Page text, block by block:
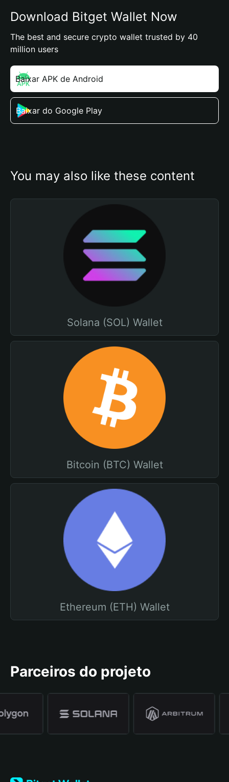
Download Bitget Wallet Now
The best and secure crypto wallet trusted by 40
million users
Baixar APK de Android
Baixar do Google Play
You may also like these content
Solana (SOL) Wallet
Bitcoin (BTC) Wallet
Ethereum (ETH) Wallet
Parceiros do projeto